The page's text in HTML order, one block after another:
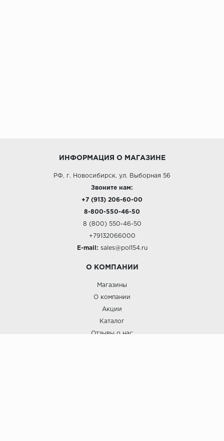
ИНФОРМАЦИЯ О МАГАЗИНЕ
РФ, г. Новосибирск, ул. Выборная 56
Звоните нам:
+7 (913) 206-60-00
8-800-550-46-50
8 (800) 550-46-50
+79132066000
E-mail: sales@pol154.ru
О КОМПАНИИ
Магазины
О компании
Акции
Каталог
Отзывы о нас